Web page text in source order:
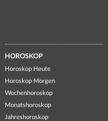
HOROSKOP
Horoskop Heute
Horoskop Morgen
Wochenhoroskop
Monatshoroskop
Jahreshoroskop